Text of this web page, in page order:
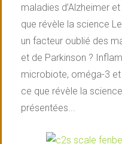
maladies d’Alzheimer
que révèle la science
un facteur oublié des
et de Parkinson ?
microbiote, oméga-3
ce que révèle la
présentées...